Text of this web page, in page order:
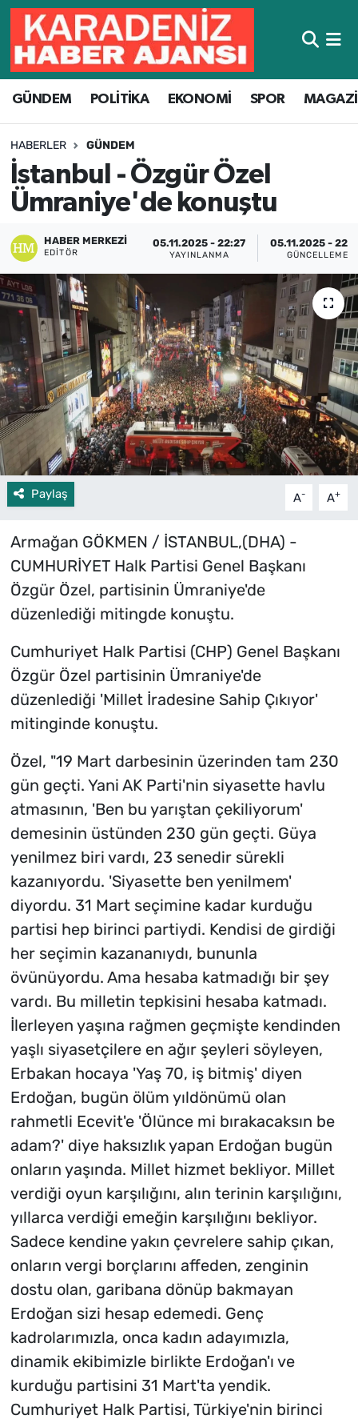
GÜNDEM POLİTİKA EKONOMİ SPOR
HABERLER GÜNDEM
İstanbul - Özgür Özel
Ümraniye'de konuştu
HABER MERKEZI
EDITÖR
05.11.2025 - 22:27
YAYINLANMA
05.11.2025 -
GÜNCELLEME
Paylaş A- A+
Armağan GÖKMEN / İSTANBUL,(DHA) -
CUMHURİYET Halk Partisi Genel Başkanı
Özgür Özel, partisinin Ümraniye'de
düzenlediği mitingde konuştu.
Cumhuriyet Halk Partisi (CHP) Genel Başkanı
Özgür Özel partisinin Ümraniye'de
düzenlediği 'Millet İradesine Sahip Çıkıyor'
mitinginde konuştu.
Özel, "19 Mart darbesinin üzerinden tam 230
gün geçti. Yani AK Parti'nin siyasette havlu
atmasının, 'Ben bu yarıştan çekiliyorum'
demesinin üstünden 230 gün geçti. Güya
yenilmez biri vardı, 23 senedir sürekli
kazanıyordu. 'Siyasette ben yenilmem'
diyordu. 31 Mart seçimine kadar kurduğu
partisi hep birinci partiydi. Kendisi de girdiği
her seçimin kazananıydı, bununla
övünüyordu. Ama hesaba katmadığı bir şey
vardı. Bu milletin tepkisini hesaba katmadı.
İlerleyen yaşına rağmen geçmişte kendinden
yaşlı siyasetçilere en ağır şeyleri söyleyen,
Erbakan hocaya 'Yaş 70, iş bitmiş' diyen
Erdoğan, bugün ölüm yıldönümü olan
rahmetli Ecevit'e 'Ölünce mi bırakacaksın be
adam?' diye haksızlık yapan Erdoğan bugün
onların yaşında. Millet hizmet bekliyor. Millet
verdiği oyun karşılığını, alın terinin karşılığını,
yıllarca verdiği emeğin karşılığını bekliyor.
Sadece kendine yakın çevrelere sahip çıkan,
onların vergi borçlarını affeden, zenginin
dostu olan, garibana dönüp bakmayan
Erdoğan sizi hesap edemedi. Genç
kadrolarımızla, onca kadın adayımızla,
dinamik ekibimizle birlikte Erdoğan'ı ve
kurduğu partisini 31 Mart'ta yendik.
Cumhuriyet Halk Partisi, Türkiye'nin birinci
Hava Durumu
Trafik Durumu
Süper Lig Puan Durumu ve Fikstür
Tüm Manşetler